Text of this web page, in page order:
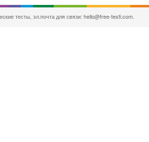
тесты, эл.почта для связи: hello@free-testi.com.